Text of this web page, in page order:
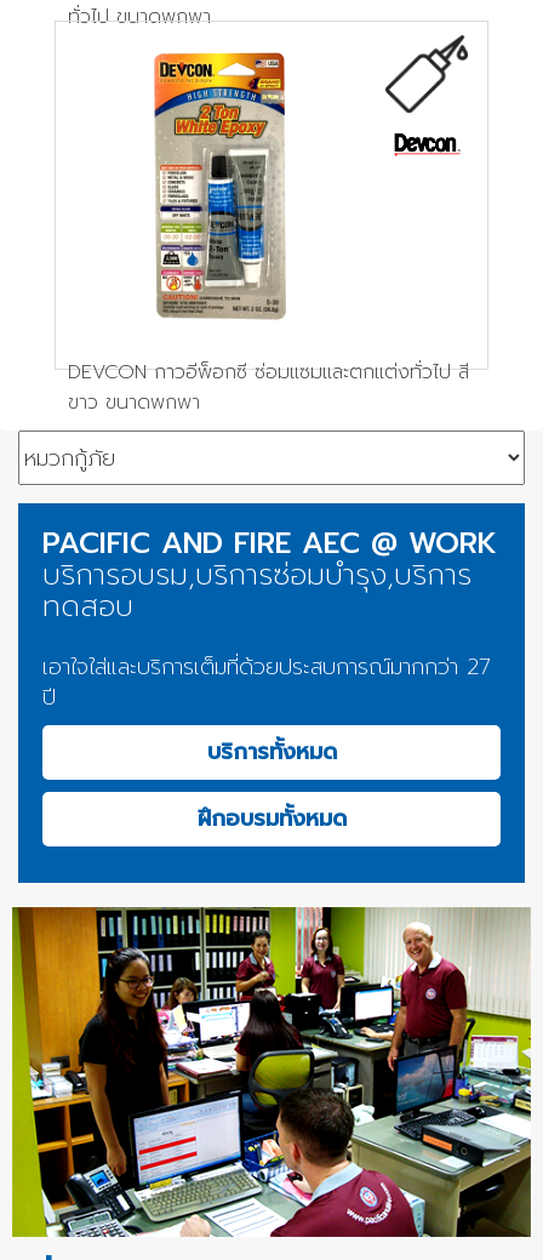
ทั่วไป ขนาดพกพา
DEVCON กาวอีพ็อกซี ซ่อมแซมและตกแต่งทั่วไป สี
ขาว ขนาดพกพา
PACIFIC AND FIRE AEC @ WORK
บริการอบรม,บริการซ่อมบำรุง,บริการ
ทดสอบ
เอาใจใส่และบริการเต็มที่ด้วยประสบการณ์มากกว่า 27
ปี
บริการทั้งหมด
ฝึกอบรมทั้งหมด